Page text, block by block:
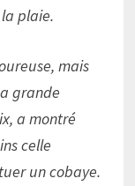
plaie.
mais
grande
a montré
celle
un cobaye.